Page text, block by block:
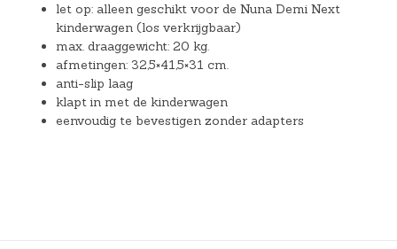
let op: alleen geschikt voor de Nuna Demi Next
kinderwagen (los verkrijgbaar)
max. draaggewicht: 20 kg.
afmetingen: 32,5×41,5×31 cm.
anti-slip laag
klapt in met de kinderwagen
eenvoudig te bevestigen zonder adapters